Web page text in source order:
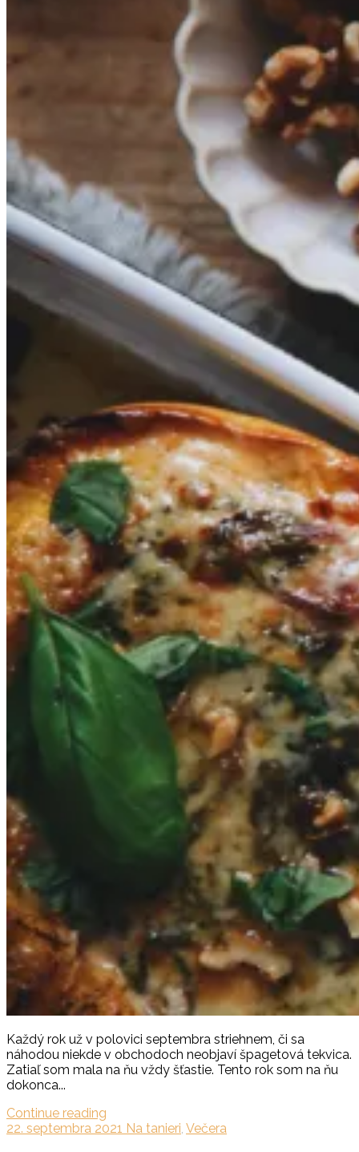
Každý rok už v polovici septembra striehnem, či sa
náhodou niekde v obchodoch neobjaví špagetová tekvica.
Zatiaľ som mala na ňu vždy šťastie. Tento rok som na ňu
dokonca...
Continue reading
22. septembra 2021 Na tanieri Večera